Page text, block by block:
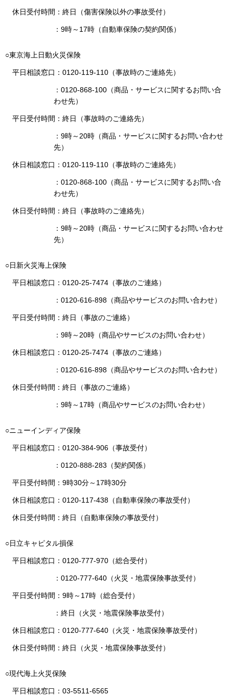
休日受付時間：終日（傷害保険以外の事故受付）
：9時～17時（自動車保険の契約関係）
○東京海上日動火災保険
平日相談窓口：0120-119-110（事故時のご連絡先）
：0120-868-100（商品・サービスに関するお問い合
わせ先）
平日受付時間：終日（事故時のご連絡先）
：9時～20時（商品・サービスに関するお問い合わせ
先）
休日相談窓口：0120-119-110（事故時のご連絡先）
：0120-868-100（商品・サービスに関するお問い合
わせ先）
休日受付時間：終日（事故時のご連絡先）
：9時～20時（商品・サービスに関するお問い合わせ
先）
○日新火災海上保険
平日相談窓口：0120-25-7474（事故のご連絡）
：0120-616-898（商品やサービスのお問い合わせ）
平日受付時間：終日（事故のご連絡）
：9時～20時（商品やサービスのお問い合わせ）
休日相談窓口：0120-25-7474（事故のご連絡）
：0120-616-898（商品やサービスのお問い合わせ）
休日受付時間：終日（事故のご連絡）
：9時～17時（商品やサービスのお問い合わせ）
○ニューインディア保険
平日相談窓口：0120-384-906（事故受付）
：0120-888-283（契約関係）
平日受付時間：9時30分～17時30分
休日相談窓口：0120-117-438（自動車保険の事故受付）
休日受付時間：終日（自動車保険の事故受付）
○日立キャピタル損保
平日相談窓口：0120-777-970（総合受付）
：0120-777-640（火災・地震保険事故受付）
平日受付時間：9時～17時（総合受付）
：終日（火災・地震保険事故受付）
休日相談窓口：0120-777-640（火災・地震保険事故受付）
休日受付時間：終日（火災・地震保険事故受付）
○現代海上火災保険
平日相談窓口：03-5511-6565